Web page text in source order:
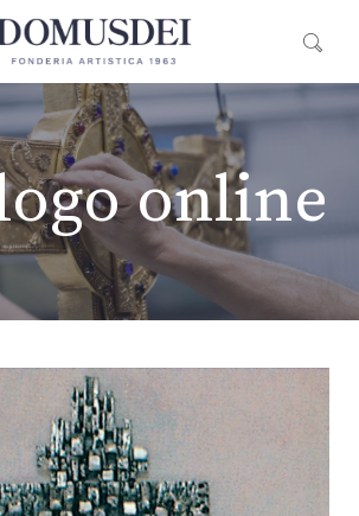
online